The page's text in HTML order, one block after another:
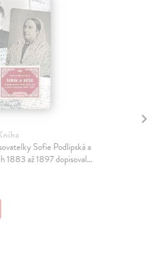
Sofie Podlipská a
1883 až 1897 dopisoval...